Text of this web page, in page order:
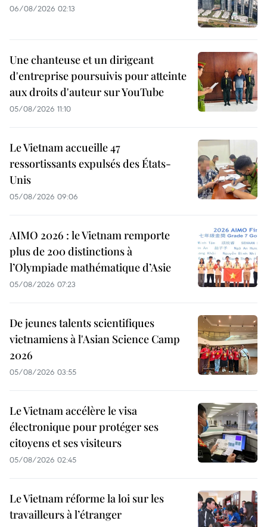
06/08/2026 02:13
Une chanteuse et un dirigeant
d'entreprise poursuivis pour atteinte
aux droits d'auteur sur YouTube
05/08/2026 11:10
Le Vietnam accueille 47
ressortissants expulsés des États-
Unis
05/08/2026 09:06
AIMO 2026 : le Vietnam remporte
plus de 200 distinctions à
l’Olympiade mathématique d’Asie
05/08/2026 07:23
De jeunes talents scientifiques
vietnamiens à l'Asian Science Camp
2026
05/08/2026 03:55
Le Vietnam accélère le visa
électronique pour protéger ses
citoyens et ses visiteurs
05/08/2026 02:45
Le Vietnam réforme la loi sur les
travailleurs à l’étranger